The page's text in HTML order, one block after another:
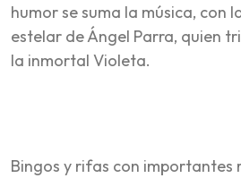
humor se suma la música, con
estelar de Ángel Parra, quien
la inmortal Violeta.
Bingos y rifas con importantes